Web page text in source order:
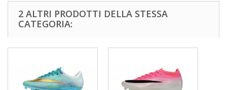
2 ALTRI PRODOTTI DELLA STESSA
CATEGORIA: